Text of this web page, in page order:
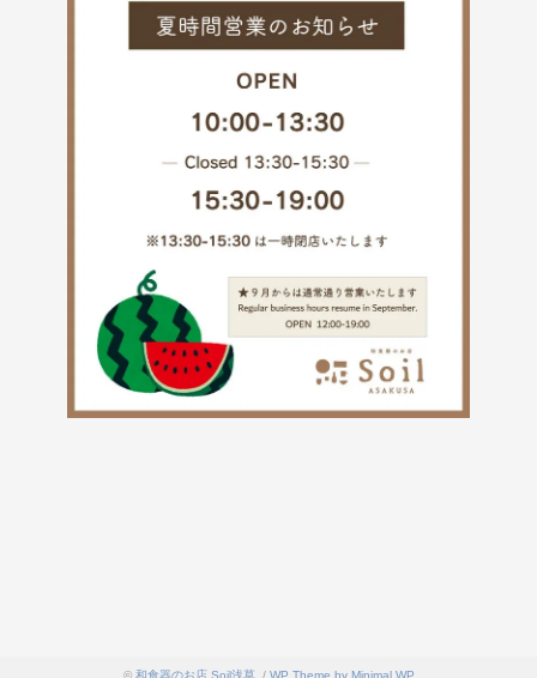
© 和食器のお店 Soil浅草. / WP Theme by Minimal WP